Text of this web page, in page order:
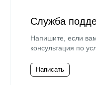
Служба
Напишите, если
консультация по
Написать